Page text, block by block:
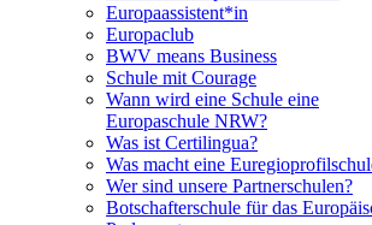
Europaassistent*in
Europaclub
BWV means Business
Schule mit Courage
Wann wird eine Schule eine
Europaschule NRW?
Was ist Certilingua?
Was macht eine
Wer sind unsere Partnerschulen?
Botschafterschule für das